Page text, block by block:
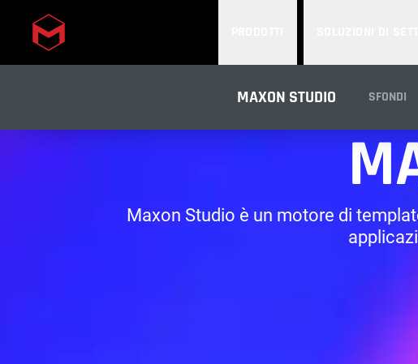
Skip to main content
MAXON STUDIO SFONDI
Maxon Studio è un motore di